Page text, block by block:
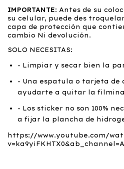
IMPORTANTE: Antes de su
su celular, puede des
capa de protección que
cambio Ni devolución.
SOLO NECESITAS:
- Limpiar y secar bien la
- Una espatula o tarjeta de
ayudarte a quitar la filmina
- Los sticker no son 100%
a fijar la plancha de
https://www.youtube.com/